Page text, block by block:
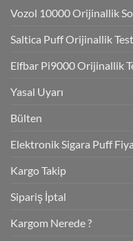
Vozol 10000 Orijinallik
Saltica Puff Orijinallik
Elfbar Pi9000 Orijinallik
Yasal Uyarı
Bülten
Elektronik Sigara Puff
Kargo Takip
Sipariş İptal
Kargom Nerede ?